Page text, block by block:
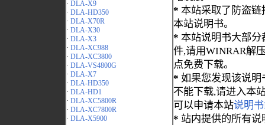
· DLA-X9
· DLA-HD350
· DLA-X70R
· DLA-X30
· DLA-X3
· DLA-XC988
· DLA-XC3800
· DLA-VS4800G
· DLA-X7
· DLA-HD350
· DLA-HD1
· DLA-XC5800R
· DLA-XC7800R
· DLA-X5900
* 本站采取了防盗链
本站说明书。
* 本站说明书大部分
件,请用WINRAR解
点免费下载。
* 如果您发现该说明
不能下载,请进入本
可以申请本站说明
* 站内提供的所有